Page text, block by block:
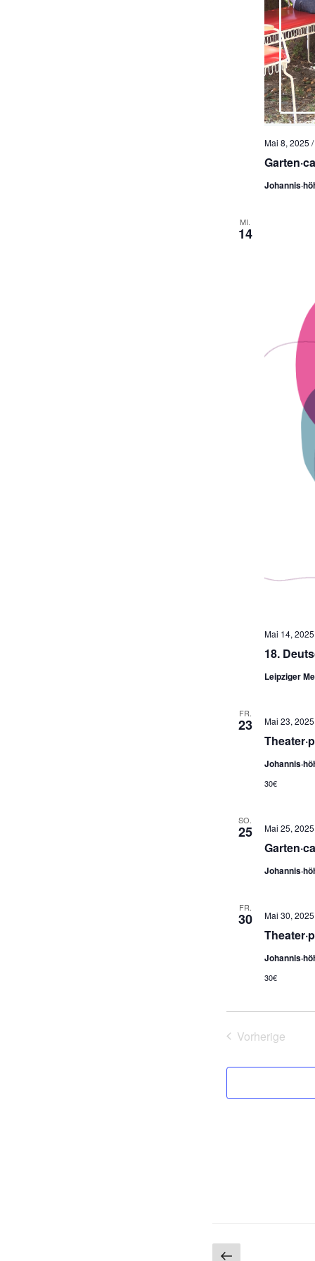
Mai 8, 2025
MI.
14
18.
Mai 14, 2025
Leipziger
FR.
23 Mai 23,
30€
SO.
25 Mai 25,
FR.
30 Mai 30,
30€
Vorherige
Vorherige